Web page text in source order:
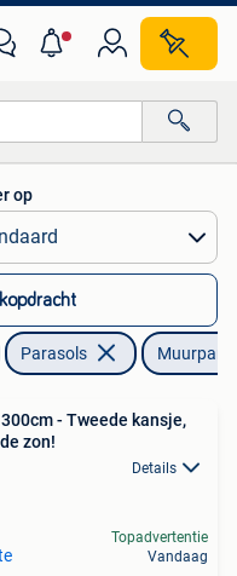
op
Parasols
- Tweede kansje,
zon!
Details
Topadvertentie
Vandaag